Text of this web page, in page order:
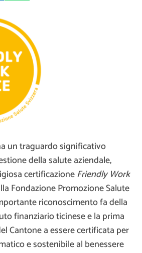
un traguardo significativo
della salute aziendale,
certificazioneFriendly Work
Fondazione Promozione Salute
riconoscimento fa della
finanziario ticinese e la prima
Cantone a essere certificata per
e sostenibile al benessere